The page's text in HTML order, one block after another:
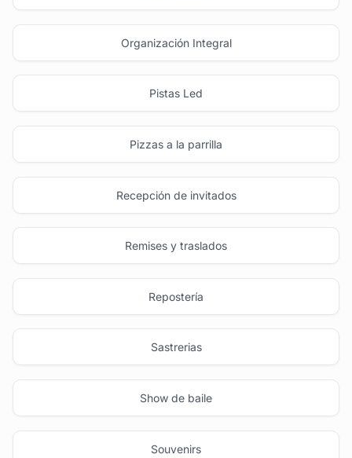
Organización Integral
Pistas Led
Pizzas a la parrilla
Recepción de invitados
Remises y traslados
Repostería
Sastrerias
Show de baile
Souvenirs